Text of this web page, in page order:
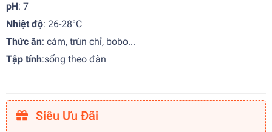
pH: 7
Nhiệt độ: 26-28°C
Thức ăn: cám, trùn chỉ, bobo...
Tập tính:sống theo đàn
Siêu Ưu Đãi